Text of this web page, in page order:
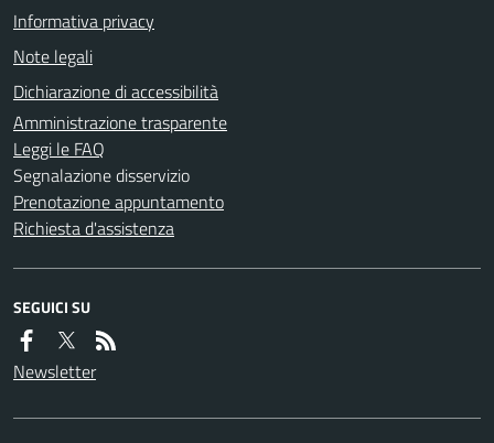
Informativa privacy
Note legali
Dichiarazione di accessibilità
Amministrazione trasparente
Leggi le FAQ
Segnalazione disservizio
Prenotazione appuntamento
Richiesta d'assistenza
SEGUICI SU
Newsletter